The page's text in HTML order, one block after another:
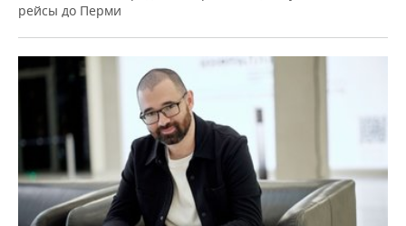
рейсы до Перми